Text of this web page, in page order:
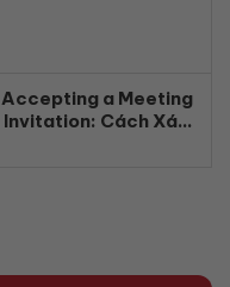
Accepting a Meeting
Invitation: Cách Xác